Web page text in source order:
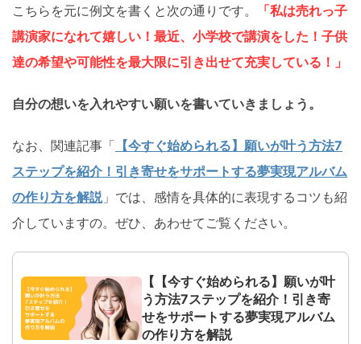
こちらを元に例文を書くと次の通りです。
「私は売れっ子
講演家になれて嬉しい！ 最近、小学校で講演をした！子供
達の希望や可能性を最大限に引き出せて充実している！」
自分の想いを入れやすい願いを書いていきましょう。
なお、関連記事「 【今すぐ始められる】願いが叶う方法7
ステップを紹介！引き寄せをサポートする夢実現アルバム
の作り方を解説 」では、感情を具体的に表現するコツも紹
介していますの。ぜひ、あわせてご覧ください。
【【今すぐ始められる】願いが叶
う方法7ステップを紹介！引き寄
せをサポートする夢実現アルバム
の作り方を解説